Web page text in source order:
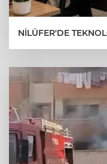
NİLÜFER'DE